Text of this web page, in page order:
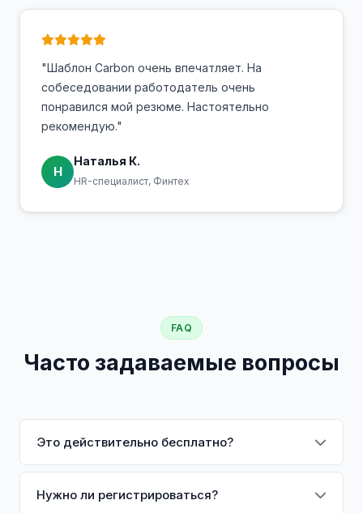
"Шаблон Carbon очень впечатляет. На
собеседовании работодатель очень
понравился мой резюме. Настоятельно
рекомендую."
Н
Наталья К.
HR-специалист, Финтех
FAQ
Часто задаваемые вопросы
Это действительно бесплатно?
Да! Создание, редактирование, просмотр и
загрузка резюме в формате PDF полностью
Нужно ли регистрироваться?